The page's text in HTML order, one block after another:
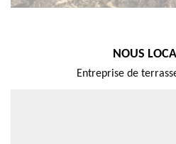
NOUS
Entreprise de